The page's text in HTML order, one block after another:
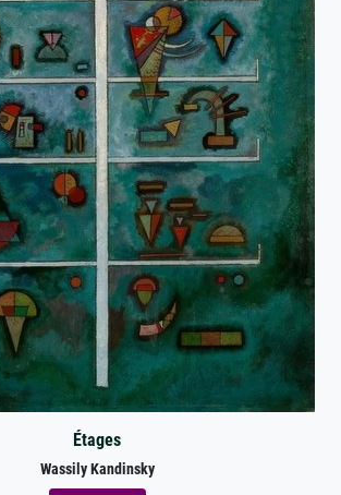
Étages
Wassily Kandinsky